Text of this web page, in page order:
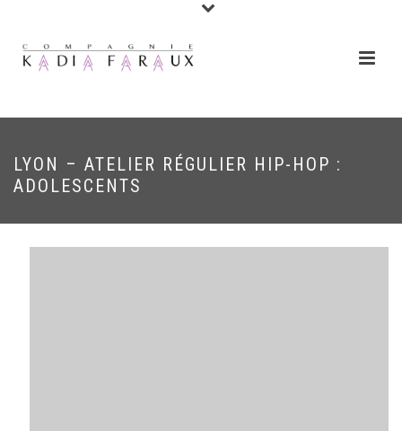
LYON – ATELIER RÉGULIER HIP-HOP :
ADOLESCENTS